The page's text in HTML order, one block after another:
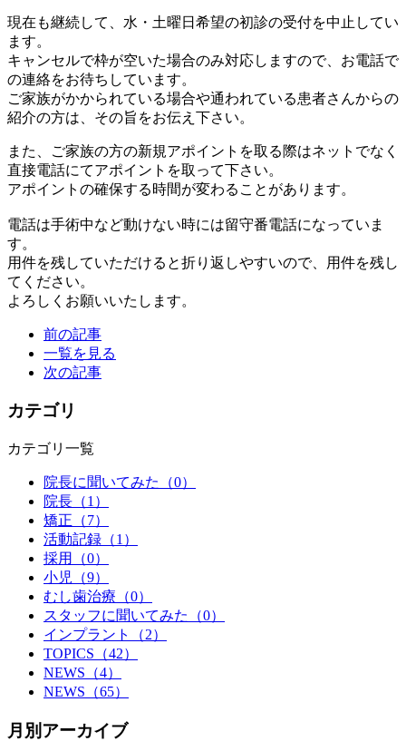
現在も継続して、水・土曜日希望の初診の受付を中止してい
ます。
キャンセルで枠が空いた場合のみ対応しますので、お電話で
の連絡をお待ちしています。
ご家族がかかられている場合や通われている患者さんからの
紹介の方は、その旨をお伝え下さい。
また、ご家族の方の新規アポイントを取る際はネットでなく
直接電話にてアポイントを取って下さい。
アポイントの確保する時間が変わることがあります。
電話は手術中など動けない時には留守番電話になっていま
す。
用件を残していただけると折り返しやすいので、用件を残し
てください。
よろしくお願いいたします。
前の記事
一覧を見る
次の記事
カテゴリ
カテゴリ一覧
院長に聞いてみた
（0）
院長 （1）
矯正 （7）
活動記録 （1）
採用
（0）
小児
（9）
むし歯治療 （0）
スタッフに聞いてみた
（0）
インプラント
（2）
TOPICS （42）
NEWS （4）
NEWS （65）
月別アーカイブ